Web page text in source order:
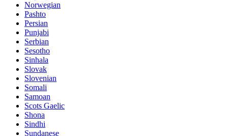
Norwegian
Pashto
Persian
Punjabi
Serbian
Sesotho
Sinhala
Slovak
Slovenian
Somali
Samoan
Scots Gaelic
Shona
Sindhi
Sundanese